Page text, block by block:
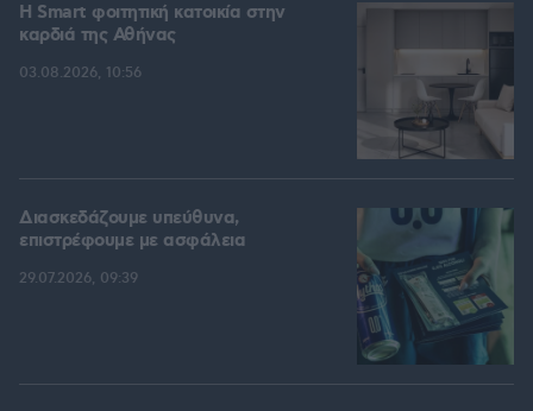
Η Smart φοιτητική κατοικία στην
καρδιά της Αθήνας
03.08.2026, 10:56
Διασκεδάζουμε υπεύθυνα,
επιστρέφουμε με ασφάλεια
29.07.2026, 09:39